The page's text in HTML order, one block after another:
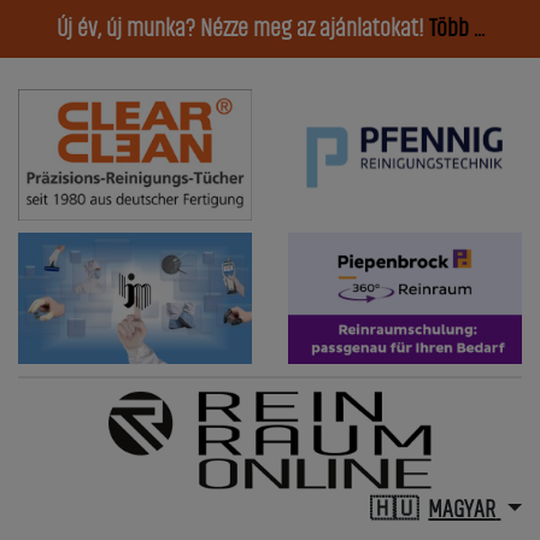
Új év, új munka? Nézze meg az ajánlatokat! Több ...
MAGYAR